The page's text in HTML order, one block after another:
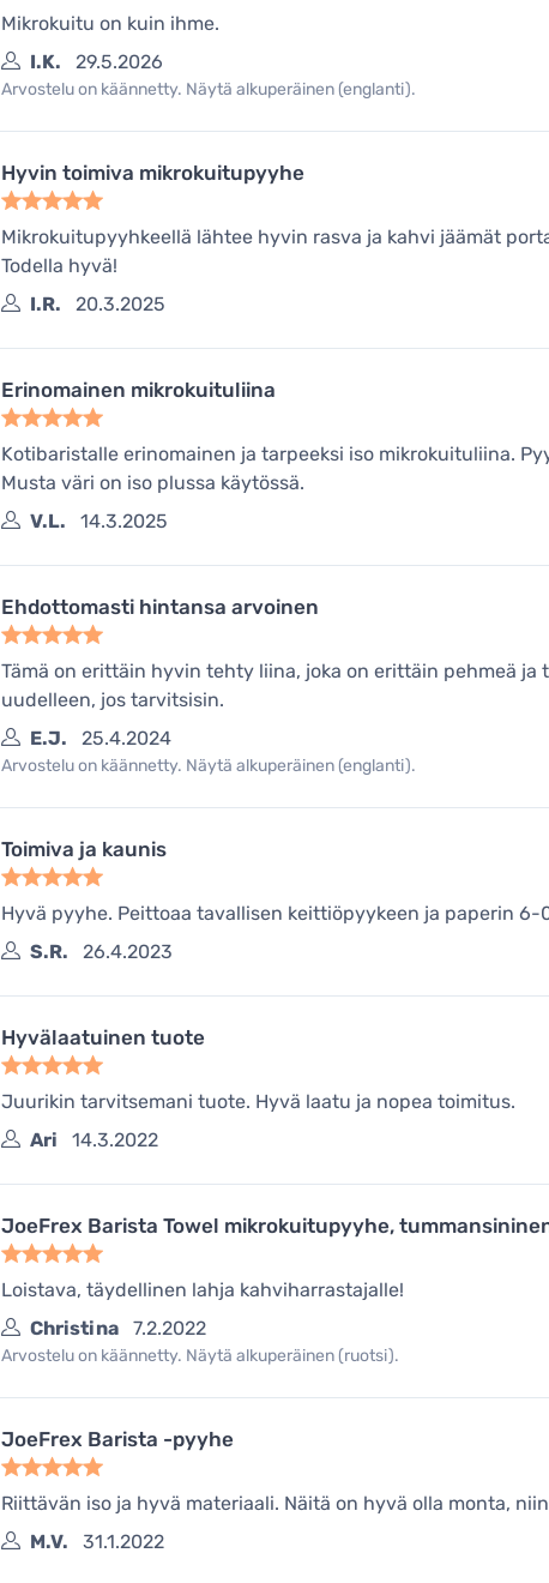
Mikrokuitu on kuin ihme.
I.K.
29.5.2026
Arvostelu on käännetty. Näytä alkuperäinen (englanti).
Hyvin toimiva mikrokuitupyyhe
Mikrokuitupyyhkeellä lähtee hyvin rasva ja kahvi jäämät
Todella hyvä!
I.R.
20.3.2025
Erinomainen mikrokuituliina
Kotibaristalle erinomainen ja tarpeeksi iso mikrokuituliina.
Musta väri on iso plussa käytössä.
V.L.
14.3.2025
Ehdottomasti hintansa arvoinen
Tämä on erittäin hyvin tehty liina, joka on erittäin pehmeä
uudelleen, jos tarvitsisin.
E.J.
25.4.2024
Arvostelu on käännetty. Näytä alkuperäinen (englanti).
Toimiva ja kaunis
Hyvä pyyhe. Peittoaa tavallisen keittiöpyykeen ja paperin 6-
S.R.
26.4.2023
Hyvälaatuinen tuote
Juurikin tarvitsemani tuote. Hyvä laatu ja nopea toimitus.
Ari
14.3.2022
JoeFrex Barista Towel mikrokuitupyyhe,
Loistava, täydellinen lahja kahviharrastajalle!
Christina
7.2.2022
Arvostelu on käännetty. Näytä alkuperäinen (ruotsi).
JoeFrex Barista -pyyhe
Riittävän iso ja hyvä materiaali. Näitä on hyvä olla monta,
M.V.
31.1.2022